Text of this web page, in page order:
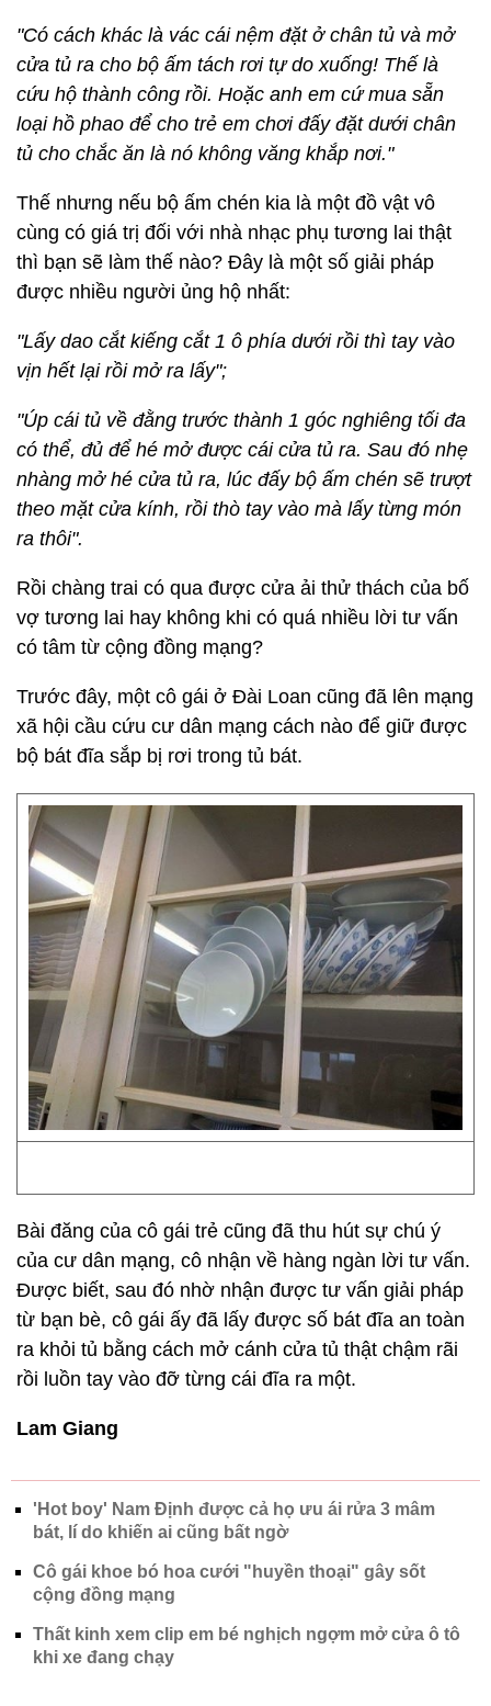
"Có cách khác là vác cái nệm đặt ở chân tủ và mở
cửa tủ ra cho bộ ấm tách rơi tự do xuống! Thế là
cứu hộ thành công rồi. Hoặc anh em cứ mua sẵn
loại hồ phao để cho trẻ em chơi đấy đặt dưới chân
tủ cho chắc ăn là nó không văng khắp nơi."
Thế nhưng nếu bộ ấm chén kia là một đồ vật vô
cùng có giá trị đối với nhà nhạc phụ tương lai thật
thì bạn sẽ làm thế nào? Đây là một số giải pháp
được nhiều người ủng hộ nhất:
"Lấy dao cắt kiếng cắt 1 ô phía dưới rồi thì tay vào
vịn hết lại rồi mở ra lấy";
"Úp cái tủ về đằng trước thành 1 góc nghiêng tối đa
có thể, đủ để hé mở được cái cửa tủ ra. Sau đó nhẹ
nhàng mở hé cửa tủ ra, lúc đấy bộ ấm chén sẽ trượt
theo mặt cửa kính, rồi thò tay vào mà lấy từng món
ra thôi".
Rồi chàng trai có qua được cửa ải thử thách của bố
vợ tương lai hay không khi có quá nhiều lời tư vấn
có tâm từ cộng đồng mạng?
Trước đây, một cô gái ở Đài Loan cũng đã lên mạng
xã hội cầu cứu cư dân mạng cách nào để giữ được
bộ bát đĩa sắp bị rơi trong tủ bát.
Bài đăng của cô gái trẻ cũng đã thu hút sự chú ý
của cư dân mạng, cô nhận về hàng ngàn lời tư vấn.
Được biết, sau đó nhờ nhận được tư vấn giải pháp
từ bạn bè, cô gái ấy đã lấy được số bát đĩa an toàn
ra khỏi tủ bằng cách mở cánh cửa tủ thật chậm rãi
rồi luồn tay vào đỡ từng cái đĩa ra một.
Lam Giang
'Hot boy' Nam Định được cả họ ưu ái rửa 3 mâm
bát, lí do khiến ai cũng bất ngờ
Cô gái khoe bó hoa cưới "huyền thoại" gây sốt
cộng đồng mạng
Thất kinh xem clip em bé nghịch ngợm mở cửa ô tô
khi xe đang chạy